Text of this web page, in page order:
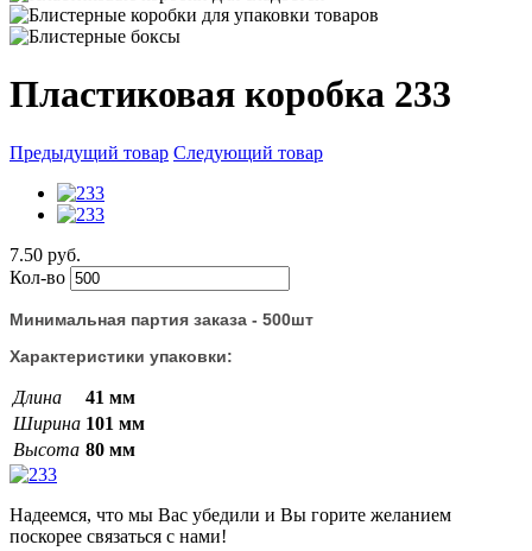
Пластиковая коробка 233
Предыдущий товар Следующий товар
7.50 руб.
Кол-во
Минимальная партия заказа - 500шт
Характеристики упаковки:
Длина
41 мм
Ширина 101 мм
Высота 80 мм
Надеемся, что мы Вас убедили и Вы горите желанием
поскорее связаться с нами!